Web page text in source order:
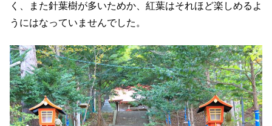
く、また針葉樹が多いためか、紅葉はそれほど楽しめるよ
うにはなっていませんでした。